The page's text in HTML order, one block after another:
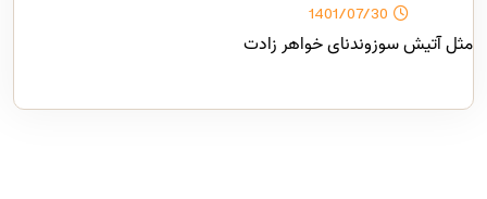
1401/07/30
مثل آتیش سوزوندنای خواهر زادت